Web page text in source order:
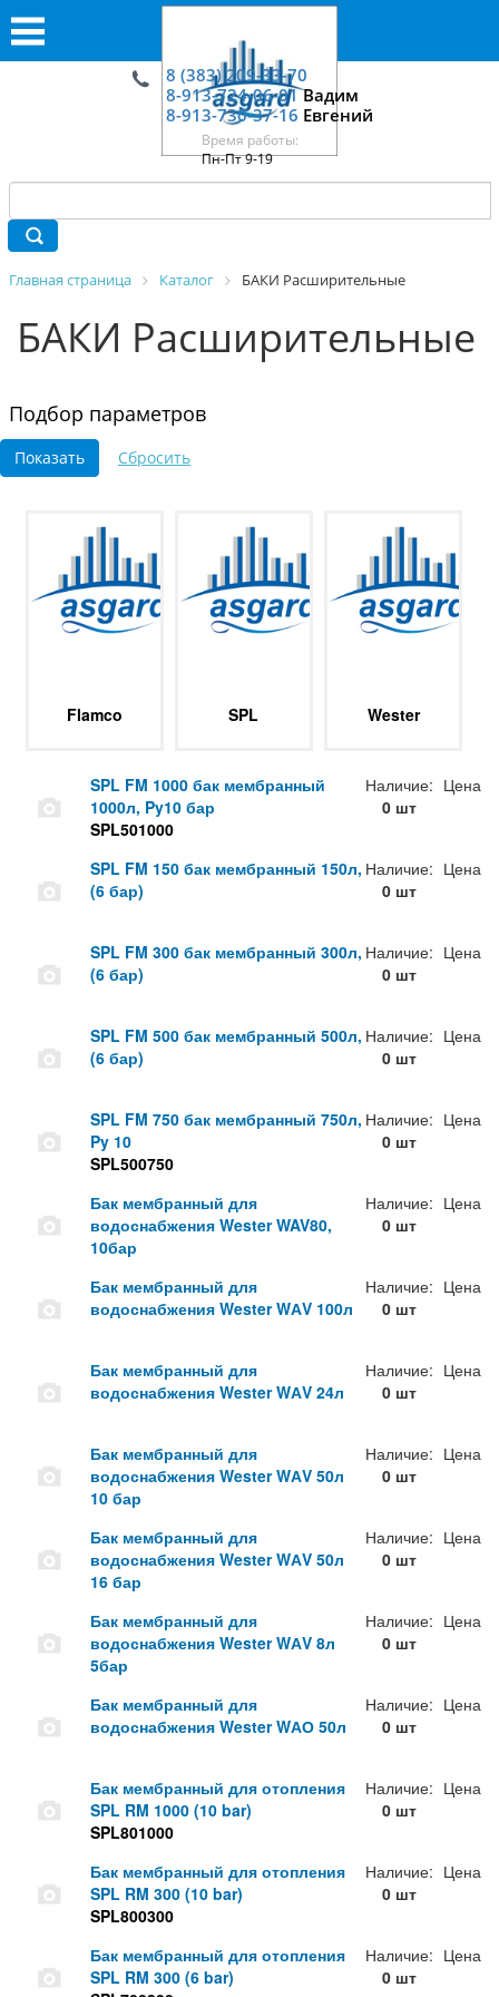
8 (383) 209-33-70
8-913-724-06-01Вадим
8-913-730-37-16 Евгений
Время работы:
Пн-Пт 9-19
Главная страница Каталог БАКИ Расширительные
БАКИ Расширительные
Подбор параметров
Flamco SPL Wester
SPL FM 1000 бак мембранный
1000л, Py10 бар
SPL501000
Наличие:
0 шт
Цена
SPL FM 150 бак мембранный 150л,
(6 бар)
Наличие:
0 шт
Цена
SPL FM 300 бак мембранный 300л,
(6 бар)
Наличие:
0 шт
Цена
SPL FM 500 бак мембранный 500л,
(6 бар)
Наличие:
0 шт
Цена
SPL FM 750 бак мембранный 750л,
Py 10
SPL500750
Наличие:
0 шт
Цена
Бак мембранный для
водоснабжения Wester WAV80,
10бар
Наличие:
0 шт
Цена
Бак мембранный для
водоснабжения Wester WАV 100л
Наличие:
0 шт
Цена
Бак мембранный для
водоснабжения Wester WАV 24л
Наличие:
0 шт
Цена
Бак мембранный для
водоснабжения Wester WАV 50л
10 бар
Наличие:
0 шт
Цена
Бак мембранный для
водоснабжения Wester WАV 50л
16 бар
Наличие:
0 шт
Цена
Бак мембранный для
водоснабжения Wester WАV 8л
5бар
Наличие:
0 шт
Цена
Бак мембранный для
водоснабжения Wester WАО 50л
Наличие:
0 шт
Цена
Бак мембранный для отопления
SPL RM 1000 (10 bar)
SPL801000
Наличие:
0 шт
Цена
Бак мембранный для отопления
SPL RM 300 (10 bar)
SPL800300
Наличие:
0 шт
Цена
Бак мембранный для отопления
SPL RM 300 (6 bar)
Наличие:
0 шт
Цена